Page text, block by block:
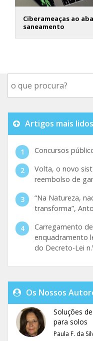
Ciberameaças ao
saneamento
Artigos mais lidos
Concursos
Volta, o novo
reembolso de
“Na Natureza,
transforma”,
Carregamento
enquadramento
do Decreto-Lei
Os Nossos
Soluções
para solos
Paula F. da